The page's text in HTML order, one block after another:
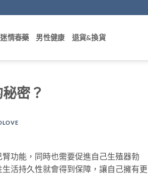
迷情春藥 男性健康 退貨&換貨
密？
腎功能，同時也需要促進自己生殖器勃
活持久性就會得到保障，讓自己擁有更